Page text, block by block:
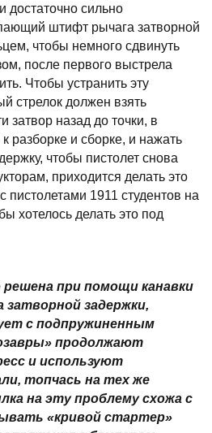
достаточно сильно
штифт рычага затворной
чтобы немного сдвинуть
после первого выстрела
Чтобы устранить эту
стрелок должен взять
затвор назад до точки, в
разборке и сборке, и нажать
чтобы пистолет снова
приходится делать это
пистолетами 1911 студентов на
хотелось делать это под
при помощи канавки
задержки,
с подпружиненным
продолжают
и используют
топчась на тех же
на эту проблему схожа с
«кривой стартер»